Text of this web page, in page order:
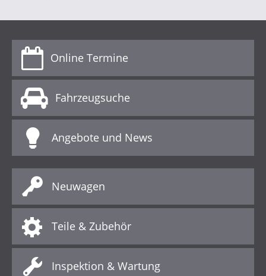
Online Termine
Fahrzeugsuche
Angebote und News
Neuwagen
Teile & Zubehör
Inspektion & Wartung